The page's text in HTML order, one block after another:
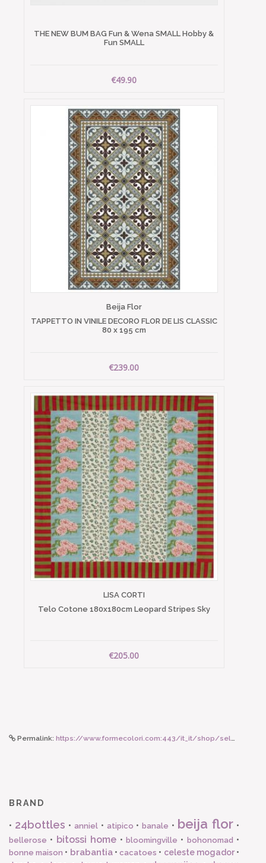
THE NEW BUM BAG Fun & Wena SMALL Hobby &
Fun SMALL
€49.90
Beija Flor
TAPPETTO IN VINILE DECORO FLOR DE LIS CLASSIC
80 x 195 cm
€239.00
LISA CORTI
Telo Cotone 180x180cm Leopard Stripes Sky
€205.00
Permalink: https://www.formecolori.com:443/it_it/shop/seletti_toiletpaper/bottiglia_termica/seletti_bottiglia_termica_lipstick/5049
BRAND
• 24bottles • anniel• atipico •banale • beija flor •
bellerose • bitossi home • bloomingville • bohonomad •
bonne maison • brabantia•cacatoes • celeste mogador•